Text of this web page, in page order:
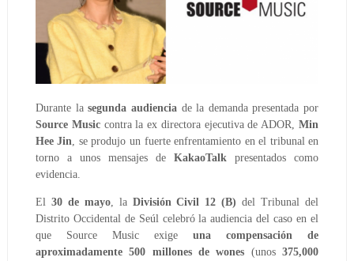
Durante lasegunda audiencia de la demanda presentada por
Source Musiccontra la ex directora ejecutiva de ADOR,Min
Hee Jin , se produjo un fuerte enfrentamiento en el tribunal en
torno a unos mensajes deKakaoTalk presentados como
evidencia.
El 30 de mayo, la División Civil 12 (B) del Tribunal del
Distrito Occidental de Seúl celebró la audiencia del caso en el
que Source Music exigeuna compensación de
aproximadamente 500 millones de wones (unos375,000